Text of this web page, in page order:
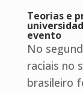
Teorias e
evento
No
raciais no
brasileiro